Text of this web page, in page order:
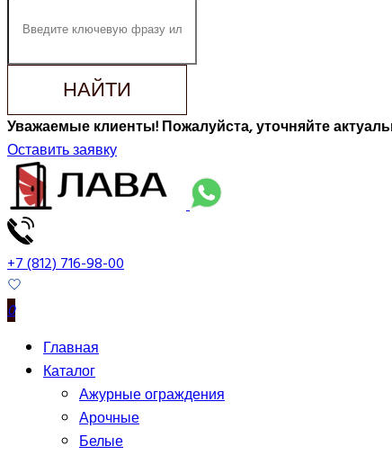
НАЙТИ
Уважаемые клиенты! Пожалуйста, уточняйте
Оставить заявку
+7 (812) 716-98-00
0
Главная
Каталог
Ажурные ограждения
Арочные
Белые